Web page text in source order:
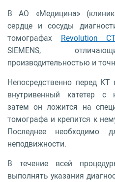
В АО «Медицина»
сердце и сосуды
томографах Revolution CT
SIEMENS,
производительностью и
Непосредственно перед КТ
внутривенный катетер с
затем он ложится на
томографа и крепится к
Последнее необходимо
неподвижности.
В течение всей
выполнять указания